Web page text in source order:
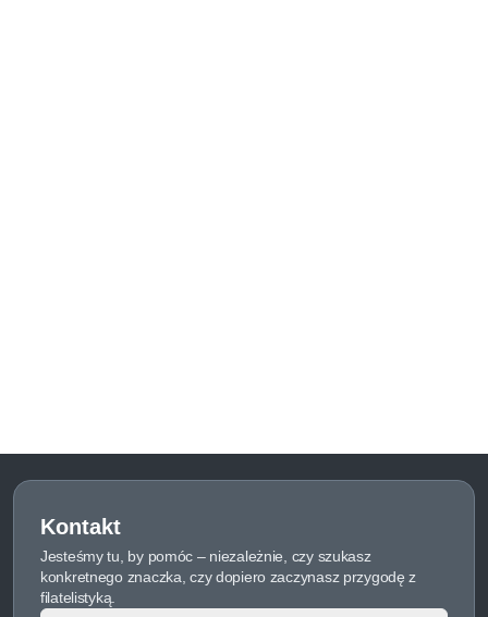
Kontakt
Jesteśmy tu, by pomóc – niezależnie, czy szukasz
konkretnego znaczka, czy dopiero zaczynasz przygodę z
filatelistyką.